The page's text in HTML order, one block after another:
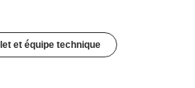
et équipe technique